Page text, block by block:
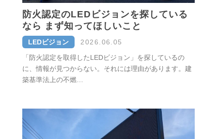
防火認定のLEDビジョンを探している
なら まず知ってほしいこと
LEDビジョン
2026.06.05
「防火認定を取得したLEDビジョン」を探しているの
に、情報が見つからない。それには理由があります。建
築基準法上の不燃…